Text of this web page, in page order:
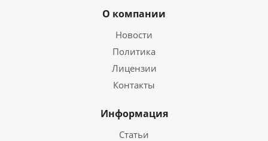
О компании
Новости
Политика
Лицензии
Контакты
Информация
Статьи